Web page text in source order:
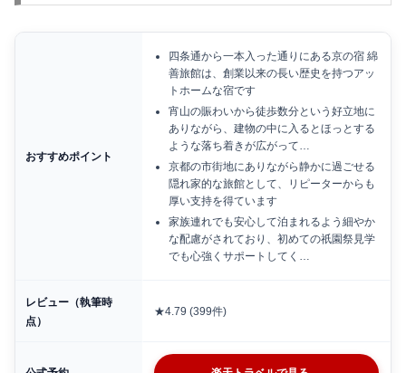
おすすめポイント
四条通から一本入った通りにある京の宿 綿
善旅館は、創業以来の長い歴史を持つアッ
トホームな宿です
宵山の賑わいから徒歩数分という好立地に
ありながら、建物の中に入るとほっとする
ような落ち着きが広がって…
京都の市街地にありながら静かに過ごせる
隠れ家的な旅館として、リピーターからも
厚い支持を得ています
家族連れでも安心して泊まれるよう細やか
な配慮がされており、初めての祇園祭見学
でも心強くサポートしてく…
レビュー（執筆時
点）
★4.79 (399件)